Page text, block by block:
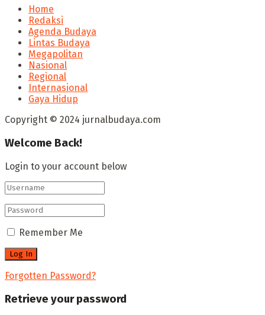
Home
Redaksi
Agenda Budaya
Lintas Budaya
Megapolitan
Nasional
Regional
Internasional
Gaya Hidup
Copyright © 2024 jurnalbudaya.com
Welcome Back!
Login to your account below
Remember Me
Forgotten Password?
Retrieve your password